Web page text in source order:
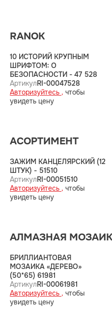
RANOK
10 ИСТОРИЙ КРУПНЫМ
ШРИФТОМ: О
БЕЗОПАСНОСТИ - 47 528
АртикулRI-00047528
Авторизуйтесь , чтобы
увидеть цену
АСОРТИМЕНТ
ЗАЖИМ КАНЦЕЛЯРСКИЙ (12
ШТУК) - 51510
АртикулRI-00051510
Авторизуйтесь , чтобы
увидеть цену
АЛМАЗНАЯ
БРИЛЛИАНТОВАЯ
МОЗАИКА «ДЕРЕВО»
(50*65) 61981
АртикулRI-00061981
Авторизуйтесь , чтобы
увидеть цену